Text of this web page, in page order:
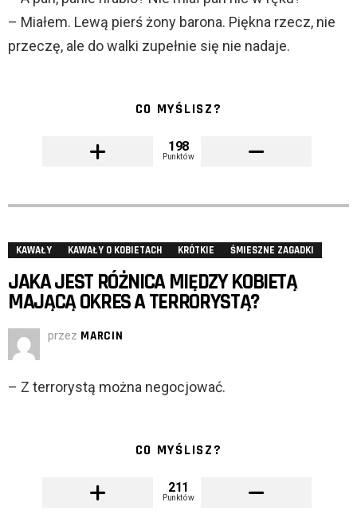
– Miałem. Lewą pierś żony barona. Piękna rzecz, nie
przeczę, ale do walki zupełnie się nie nadaje.
CO MYŚLISZ?
198
Punktów
KAWAŁY KAWAŁY O KOBIETACH KRÓTKIE ŚMIESZNE ZAGADKI
JAKA JEST RÓŻNICA MIĘDZY KOBIETĄ
MAJĄCĄ OKRES A TERRORYSTĄ?
przez MARCIN
– Z terrorystą można negocjować.
CO MYŚLISZ?
211
Punktów